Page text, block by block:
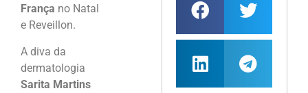
França no Natal
e Reveillon.
A diva da
dermatologia
Sarita Martins